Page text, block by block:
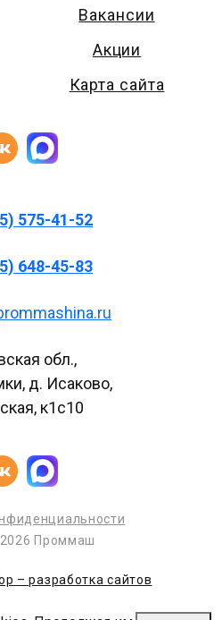
Вакансии
Акции
Карта сайта
575-41-52
648-45-83
обл.,
д. Исаково,
к1с10
Проммаш
– разработка сайтов